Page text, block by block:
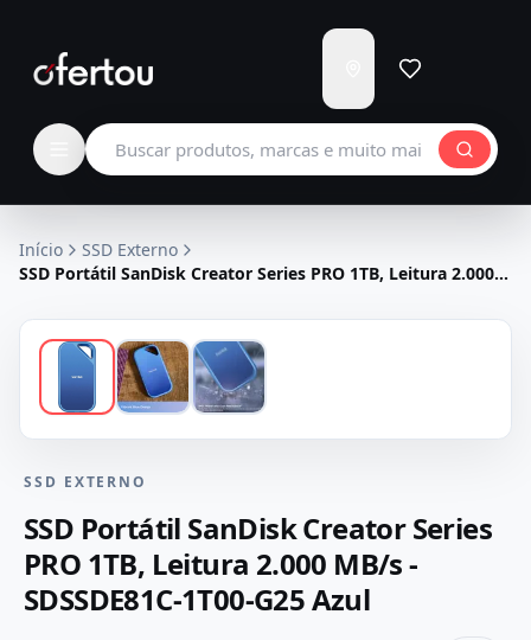
para
Carregando...
Buscar produtos
Início
SSD Externo
SSD Portátil SanDisk Creator Series PRO 1TB, Leitura 2.000
SSD EXTERNO
SSD Portátil SanDisk Creator Series
PRO 1TB, Leitura 2.000 MB/s -
SDSSDE81C-1T00-G25 Azul